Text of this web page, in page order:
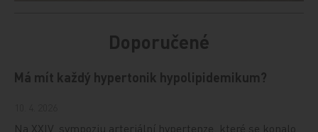
Doporučené
Má mít každý hypertonik hypolipidemikum?
Na XXIV. sympoziu arteriální hypertenze, které se konalo